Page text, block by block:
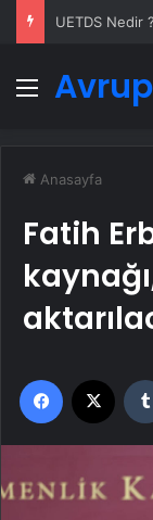
Menü
Anasayfa
Fatih
Facebook